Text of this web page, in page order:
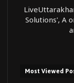
Solutions', A
Most Viewed